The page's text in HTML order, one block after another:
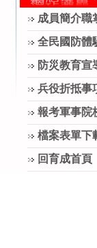
成員簡介職
全民國防體
防災教育宣
兵役折抵事
報考軍事院
檔案表單下
回育成首頁